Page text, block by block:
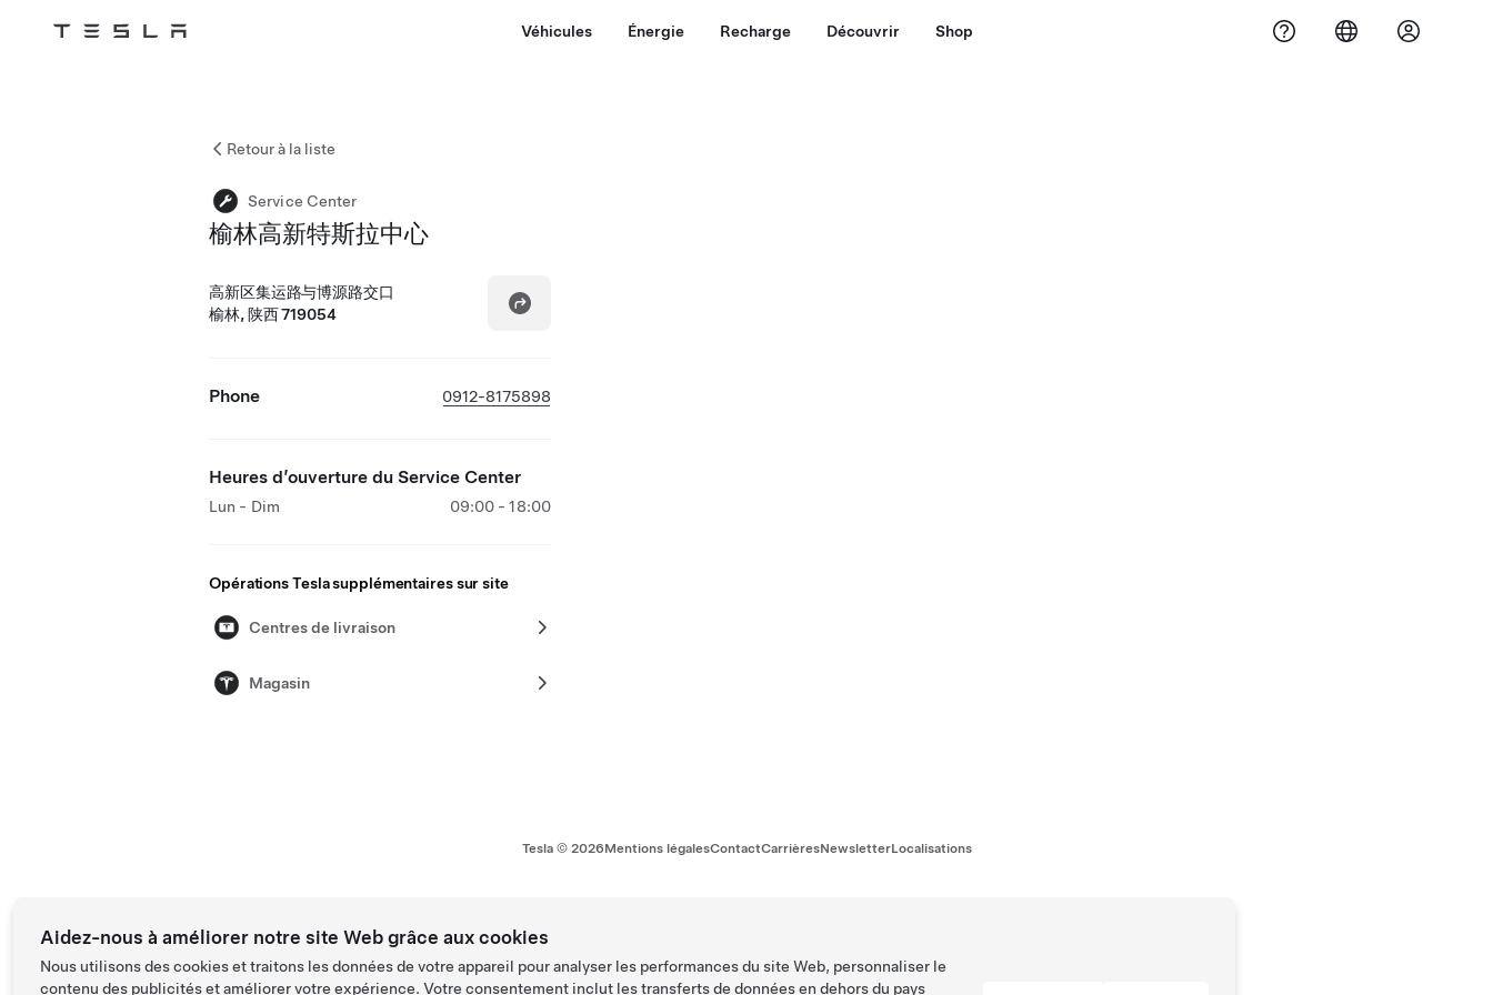
Tesla Véhicules Énergie Recharge Découvrir Shop
Retour à la liste
Service Center
榆林高新特斯拉中心
高新区集运路与博源路交口
榆林, 陕西 719054
Phone 0912-8175898
Heures d’ouverture du Service Center
Lun - Dim 09:00 - 18:00
Opérations Tesla supplémentaires sur site
Centres de livraison
Magasin
Tesla © 2026Mentions légalesContactCarrièresNewsletterLocalisations
Aidez-nous à améliorer notre site Web grâce aux cookies
Nous utilisons des cookies et traitons les données de votre appareil pour analyser les performances du site Web, personnaliser le
contenu des publicités et améliorer votre expérience. Votre consentement inclut les transferts de données en dehors du pays